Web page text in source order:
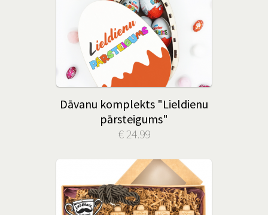
Dāvanu komplekts "Lieldienu
pārsteigums"
€ 24.99